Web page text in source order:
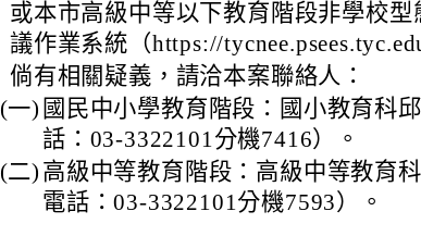
或本市高級中等以下教育階段非學校
議作業系統（https://
倘有相關疑義，請洽本案聯絡人：
(一) 國民中小學教育階段：國小教育科
話：03-3322101分機7416）。
(二) 高級中等教育階段：高級中等教育
電話：03-3322101分機7593）。